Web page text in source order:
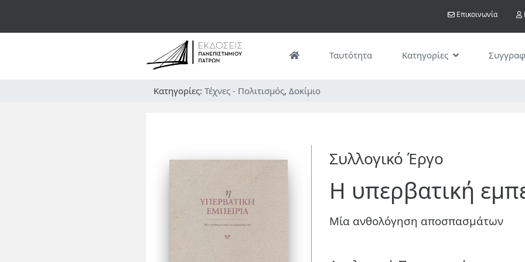
το
περιεχόμενο
User
Επικοινωνία
Ταυτότητα Κατηγορίες
Κατηγορίες: Τέχνες - Πολιτισμός, Δοκίμιο
Συλλογικό Έργο
Η υπερβατική
Μία ανθολόγηση αποσπασμάτων